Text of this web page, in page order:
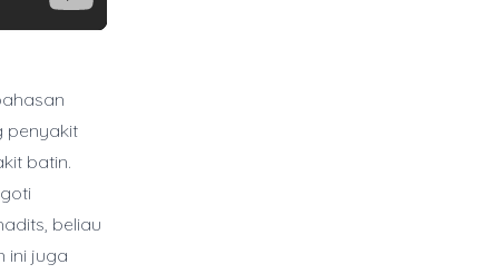
penyakit
batin.
beliau
ini juga